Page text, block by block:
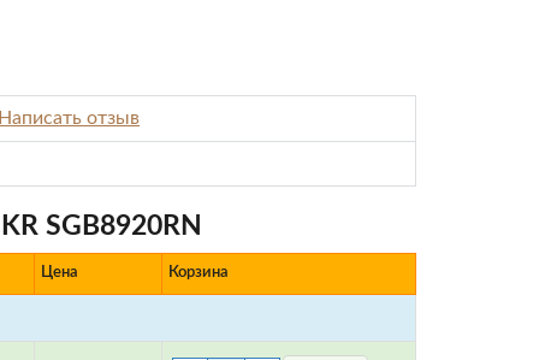
Написать отзыв
SGB8920RN
Цена Корзина